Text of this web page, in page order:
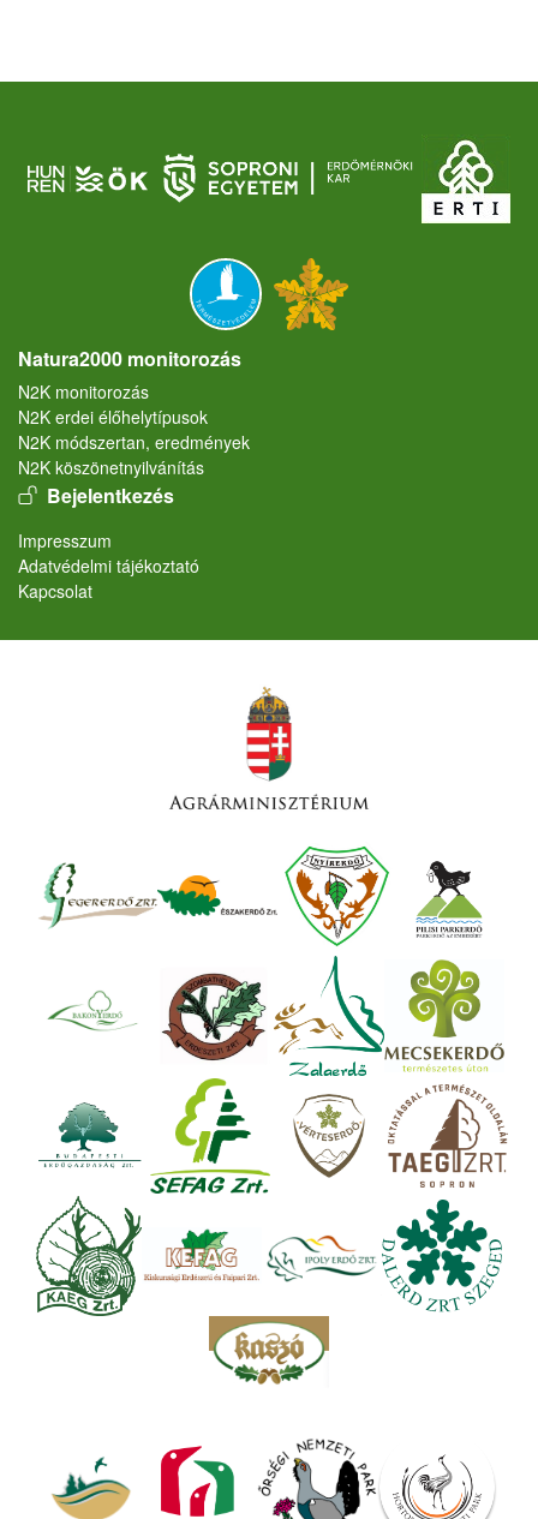
Natura2000 monitorozás
N2K monitorozás
N2K erdei élőhelytípusok
N2K módszertan, eredmények
N2K köszönetnyilvánítás
User account menu
Bejelentkezés
Lábléc
Impresszum
Adatvédelmi tájékoztató
Kapcsolat